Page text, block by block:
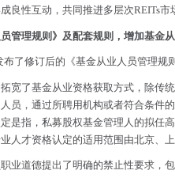
良性互动，共同推进多层次REITs市
管理规则》及配套规则，增加基金
了修订后的《基金从业人员管理规
拓宽了基金从业资格获取方式，除
员，通过所聘用机构或者符合条件
是指，私募股权基金管理人的拟任
人才资格认定的适用范围由北京、
职业道德提出了明确的禁止性要求